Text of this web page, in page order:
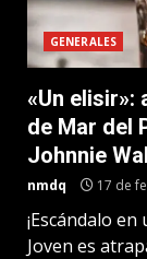
GENERALES
«Un elisir»:
de Mar del
Johnnie
nmdq 17 de
¡Escándalo
Joven es